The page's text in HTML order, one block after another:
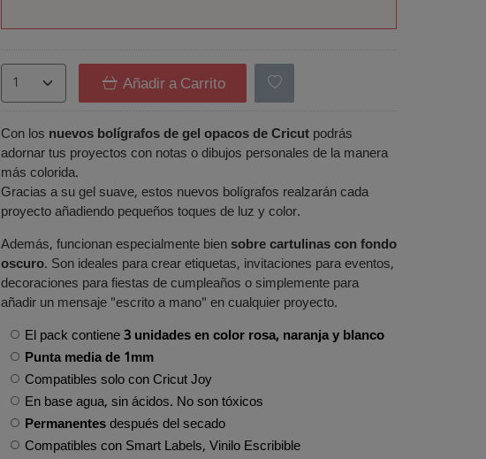
Añadir a Carrito
Con los nuevos bolígrafos de gel opacos de Cricutpodrás
adornar tus proyectos con notas o dibujos personales de la manera
más colorida.
Gracias a su gel suave, estos nuevos bolígrafos realzarán cada
proyecto añadiendo pequeños toques de luz y color.
Además, funcionan especialmente biensobre cartulinas con fondo
oscuro. Son ideales para crear etiquetas, invitaciones para eventos,
decoraciones para fiestas de cumpleaños o simplemente para
añadir un mensaje "escrito a mano" en cualquier proyecto.
El pack contiene3 unidades en color rosa, naranja y blanco
Punta media de 1mm
Compatibles solo con Cricut Joy
En base agua, sin ácidos. No son tóxicos
Permanentesdespués del secado
Compatibles con Smart Labels, Vinilo Escribible